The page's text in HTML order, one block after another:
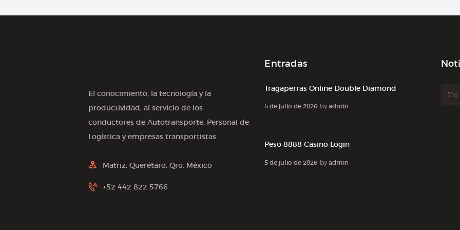
El conocimiento, la tecnología y la
productividad, al servicio de los
conductores de Autotransporte, Personal de
Logística y empresas transportistas.
Matriz, Querétaro, Qro. México
+52 442 822 5766
Entradas
Tragaperras Online Double Diamond
5 de julio de 2026 byadmin
Peso 8888 Casino Login
5 de julio de 2026 byadmin